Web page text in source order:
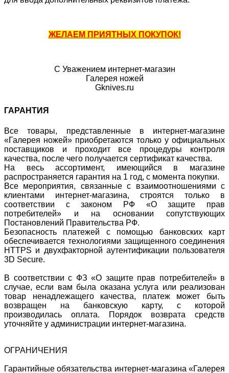
ЖЕЛАЕМ ПРИЯТНЫХ ПОКУПОК!
С Уважением интернет-магазин
Галерея ножей
Gknives.ru
ГАРАНТИЯ
Все товары, представленные в интернет-магазине
«Галерея ножей» приобретаются только у официальных
поставщиков и проходит все процедуры контроля
качества, после чего получается сертификат качества.
На весь ассортимент, имеющийся в магазине
распространяется гарантия на 1 год, с момента покупки.
Все мероприятия, связанные с взаимоотношениями с
клиентами интернет-магазина, строятся только в
соответствии с законом РФ «О защите прав
потребителей» и на основании сопутствующих
Постановлений Правительства РФ.
Безопасность платежей с помощью банковских карт
обеспечивается технологиями защищенного соединения
HTTPS и двухфакторной аутентификации пользователя
3D Secure.
В соответствии с ФЗ «О защите прав потребителей» в
случае, если вам была оказана услуга или реализован
товар ненадлежащего качества, платеж может быть
возвращен на банковскую карту, с которой
производилась оплата. Порядок возврата средств
уточняйте у администрации интернет-магазина.
ОГРАНИЧЕНИЯ
Гарантийные обязательства интернет-магазина «Галерея